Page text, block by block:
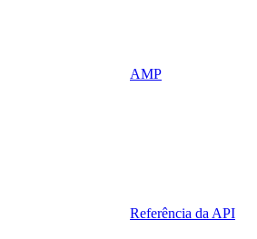
AMP
Referência da API